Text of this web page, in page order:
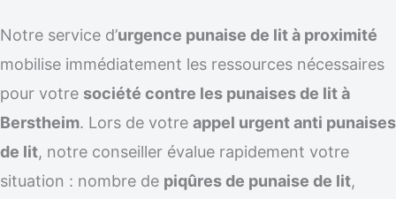
Notre service d’urgence punaise de lit à proximité
mobilise immédiatement les ressources nécessaires
pour votre société contre les punaises de lit à
Berstheim. Lors de votre appel urgent anti punaises
de lit, notre conseiller évalue rapidement votre
situation : nombre de piqûres de punaise de lit,